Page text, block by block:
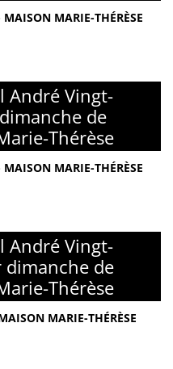
MARIE-THÉRÈSE
André Vingt-
de
Thérèse
MARIE-THÉRÈSE
André Vingt-
dimanche de
Thérèse
MARIE-THÉRÈSE